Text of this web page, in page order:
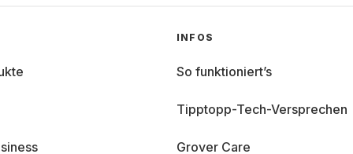
INFOS
So funktioniert’s
Tipptopp-Tech-Versprechen
Grover Care